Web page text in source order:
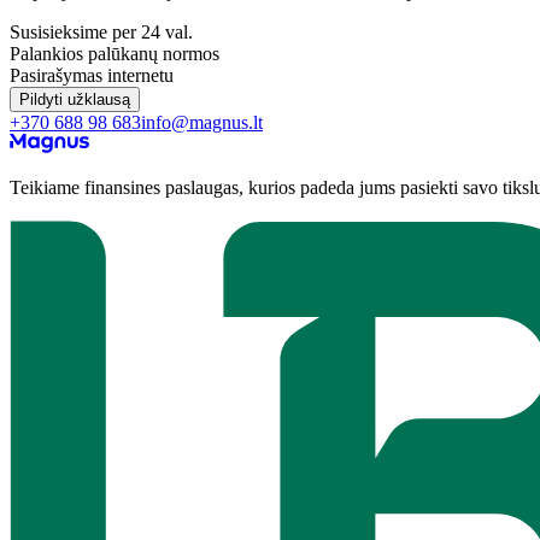
Susisieksime per 24 val.
Palankios palūkanų normos
Pasirašymas internetu
Pildyti užklausą
+370 688 98 683info@magnus.lt
Teikiame finansines paslaugas, kurios padeda jums pasiekti savo